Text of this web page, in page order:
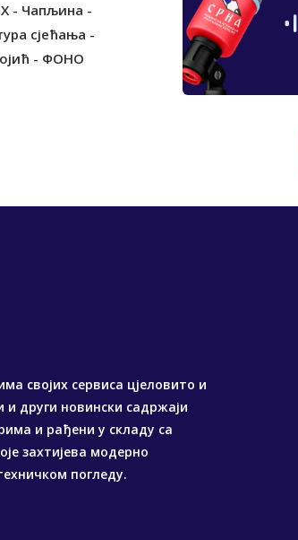
- Чапљина -
сјећања -
- ФОНО
својих сервиса цјеловито и
и други новински садржаји
и рађени у складу са
захтијева модерно
погледу.